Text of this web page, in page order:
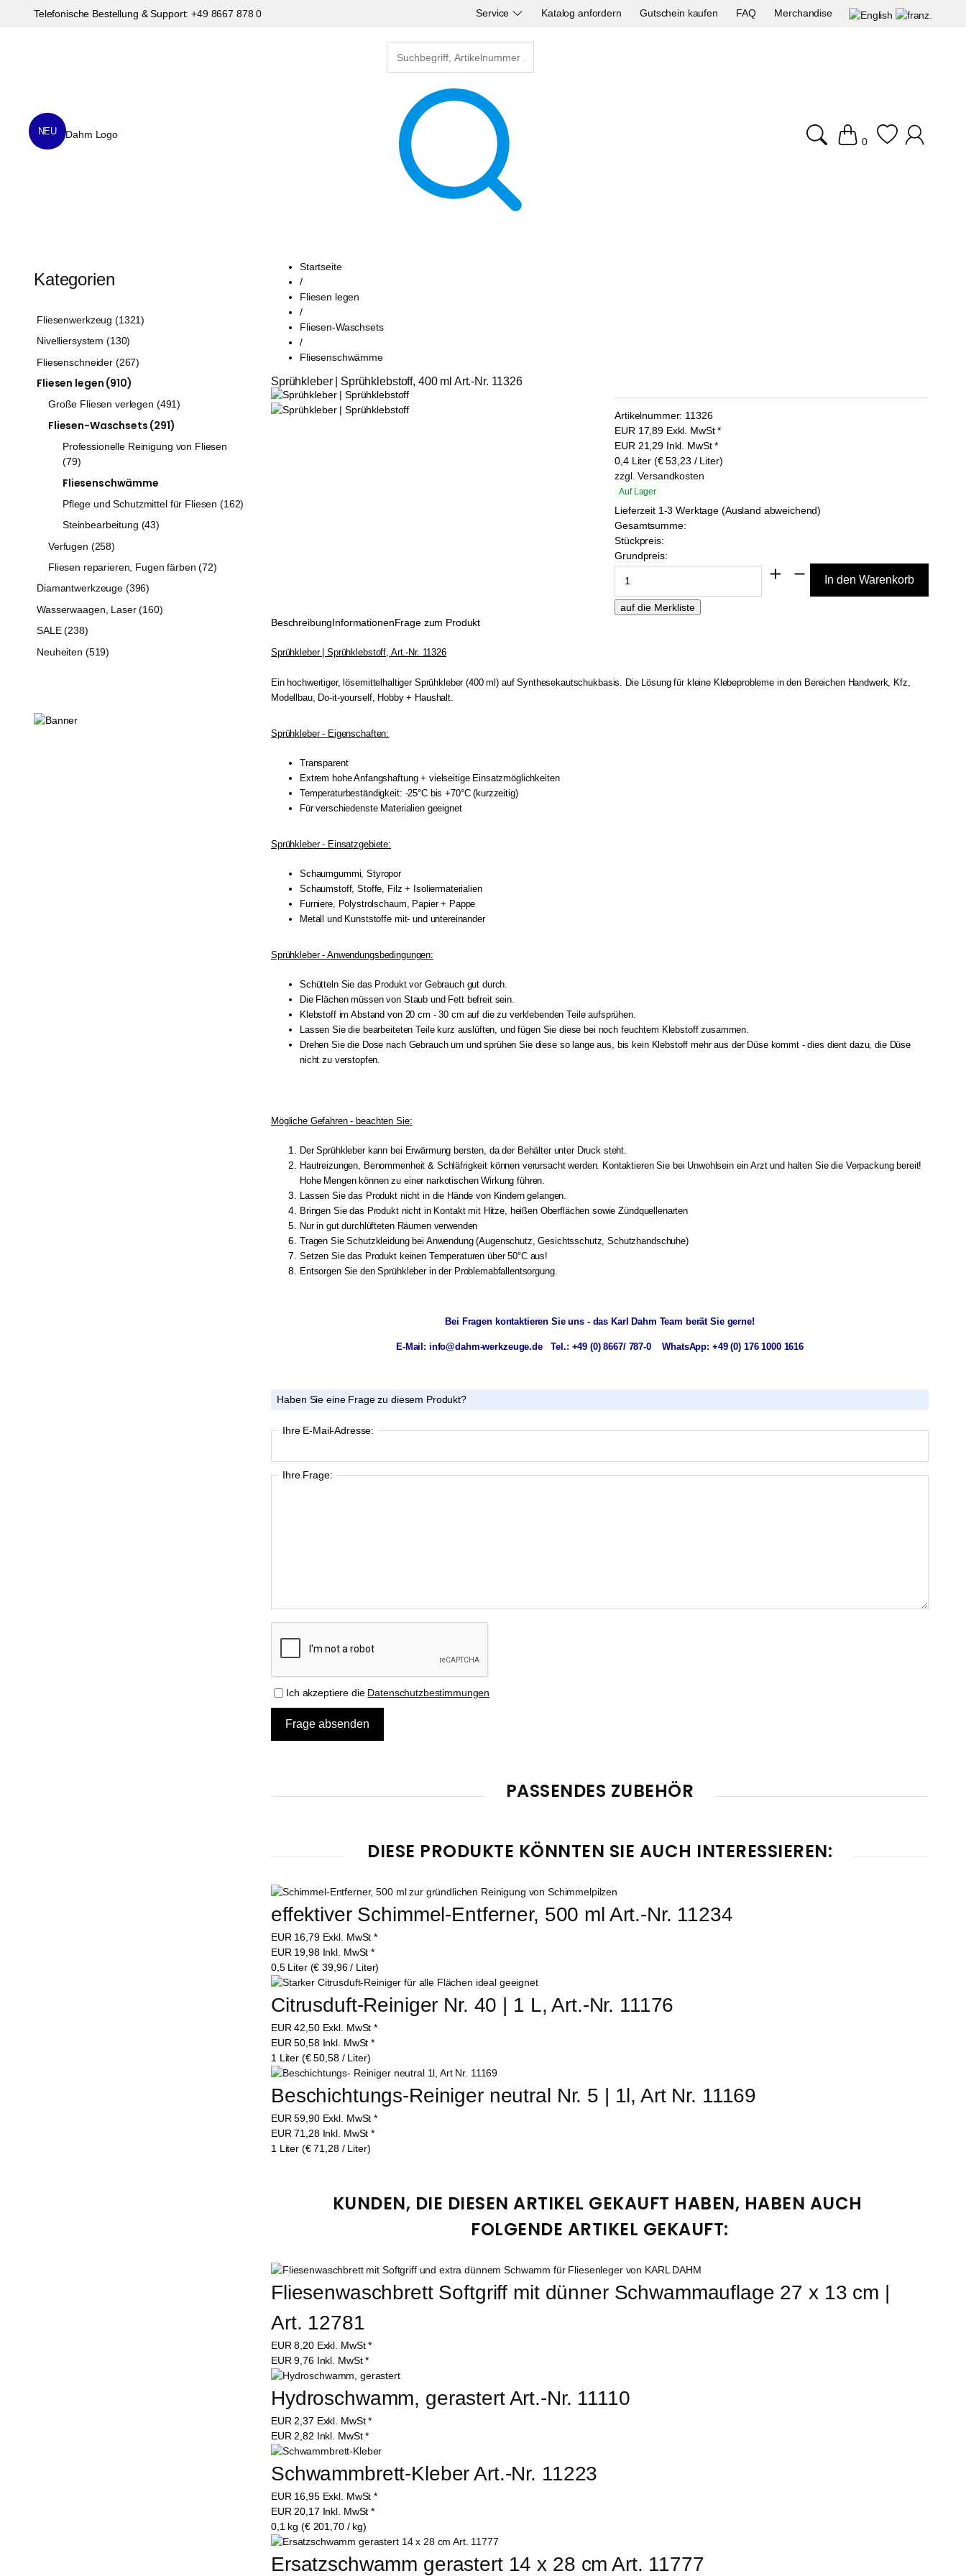
Telefonische Bestellung & Support:+49 8667 878 0 Service Katalog anfordern Gutschein kaufen FAQ Merchandise
0
Startseite
/
Fliesen legen
/
Fliesen-Waschsets
/
Fliesenschwämme
Sprühkleber | Sprühklebstoff, 400 ml Art.-Nr. 11326
NEU
Artikelnummer: 11326
EUR 17,89 Exkl. MwSt *
EUR 21,29 Inkl. MwSt *
0,4 Liter (€ 53,23 / Liter)
zzgl. Versandkosten
Auf Lager
Lieferzeit 1-3 Werktage (Ausland abweichend)
Gesamtsumme:
Stückpreis:
Grundpreis:
BeschreibungInformationenFrage zum Produkt
Sprühkleber | Sprühklebstoff, Art.-Nr. 11326
Ein hochwertiger, lösemittelhaltiger Sprühkleber (400 ml) auf Synthesekautschukbasis. Die Lösung für kleine Klebeprobleme in den Bereichen Handwerk, Kfz,
Modellbau, Do-it-yourself, Hobby + Haushalt.
Sprühkleber - Eigenschaften:
Transparent
Extrem hohe Anfangshaftung + vielseitige Einsatzmöglichkeiten
Temperaturbeständigkeit: -25°C bis +70°C (kurzzeitig)
Für verschiedenste Materialien geeignet
Sprühkleber - Einsatzgebiete:
Schaumgummi, Styropor
Schaumstoff, Stoffe, Filz + Isoliermaterialien
Furniere, Polystrolschaum, Papier + Pappe
Metall und Kunststoffe mit- und untereinander
Sprühkleber - Anwendungsbedingungen:
Schütteln Sie das Produkt vor Gebrauch gut durch.
Die Flächen müssen von Staub und Fett befreit sein.
Klebstoff im Abstand von 20 cm - 30 cm auf die zu verklebenden Teile aufsprühen.
Lassen Sie die bearbeiteten Teile kurz auslüften, und fügen Sie diese bei noch feuchtem Klebstoff zusammen.
Drehen Sie die Dose nach Gebrauch um und sprühen Sie diese so lange aus, bis kein Klebstoff mehr aus der Düse kommt - dies dient dazu, die Düse
nicht zu verstopfen.
Mögliche Gefahren - beachten Sie:
Der Sprühkleber kann bei Erwärmung bersten, da der Behälter unter Druck steht.
Hautreizungen, Benommenheit & Schläfrigkeit können verursacht werden. Kontaktieren Sie bei Unwohlsein ein Arzt und halten Sie die Verpackung bereit!
Hohe Mengen können zu einer narkotischen Wirkung führen.
Lassen Sie das Produkt nicht in die Hände von Kindern gelangen.
Bringen Sie das Produkt nicht in Kontakt mit Hitze, heißen Oberflächen sowie Zündquellenarten
Nur in gut durchlüfteten Räumen verwenden
Tragen Sie Schutzkleidung bei Anwendung (Augenschutz, Gesichtsschutz, Schutzhandschuhe)
Setzen Sie das Produkt keinen Temperaturen über 50°C aus!
Entsorgen Sie den Sprühkleber in der Problemabfallentsorgung.
Bei Fragen kontaktieren Sie uns - das Karl Dahm Team berät Sie gerne!
E-Mail: info@dahm-werkzeuge.de Tel.: +49 (0) 8667/ 787-0 WhatsApp: +49 (0) 176 1000 1616
Haben Sie eine Frage zu diesem Produkt?
Ihre E-Mail-Adresse:
Ihre Frage:
Ich akzeptiere die Datenschutzbestimmungen
PASSENDES ZUBEHÖR
DIESE PRODUKTE KÖNNTEN SIE AUCH INTERESSIEREN:
effektiver Schimmel-Entferner, 500 ml Art.-Nr. 11234
EUR 16,79 Exkl. MwSt *
EUR 19,98 Inkl. MwSt *
0,5 Liter (€ 39,96 / Liter)
Citrusduft-Reiniger Nr. 40 | 1 L, Art.-Nr. 11176
EUR42,50 Exkl. MwSt *
EUR50,58 Inkl. MwSt *
1 Liter (€ 50,58 / Liter)
Beschichtungs-Reiniger neutral Nr. 5 | 1l, Art Nr. 11169
EUR59,90 Exkl. MwSt *
EUR71,28 Inkl. MwSt *
1 Liter (€ 71,28 / Liter)
KUNDEN, DIE DIESEN ARTIKEL GEKAUFT HABEN, HABEN AUCH
FOLGENDE ARTIKEL GEKAUFT:
Fliesenwaschbrett Softgriff mit dünner Schwammauflage 27 x 13 cm |
Art. 12781
EUR8,20 Exkl. MwSt *
EUR9,76 Inkl. MwSt *
Hydroschwamm, gerastert Art.-Nr. 11110
EUR 2,37 Exkl. MwSt *
EUR 2,82 Inkl. MwSt *
Schwammbrett-Kleber Art.-Nr. 11223
EUR 16,95 Exkl. MwSt *
EUR 20,17 Inkl. MwSt *
0,1 kg (€ 201,70 / kg)
Ersatzschwamm gerastert 14 x 28 cm Art. 11777
Kategorien
Fliesenwerkzeug (1321)
Nivelliersystem (130)
Fliesenschneider (267)
Fliesen legen (910)
Große Fliesen verlegen (491)
Fliesen-Waschsets (291)
Professionelle Reinigung von Fliesen
(79)
Fliesenschwämme
Pflege und Schutzmittel für Fliesen (162)
Steinbearbeitung (43)
Verfugen (258)
Fliesen reparieren, Fugen färben (72)
Diamantwerkzeuge (396)
Wasserwaagen, Laser (160)
SALE (238)
Neuheiten (519)